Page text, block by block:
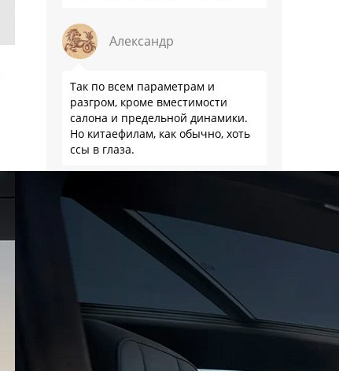
Александр
Так по всем параметрам и
разгром, кроме вместимости
салона и предельной динамики.
Но китаефилам, как обычно, хоть
ссы в глаза.
Уже выучил как писать
правильно клона Чери?
незакостинелый ты не наш
Тимур